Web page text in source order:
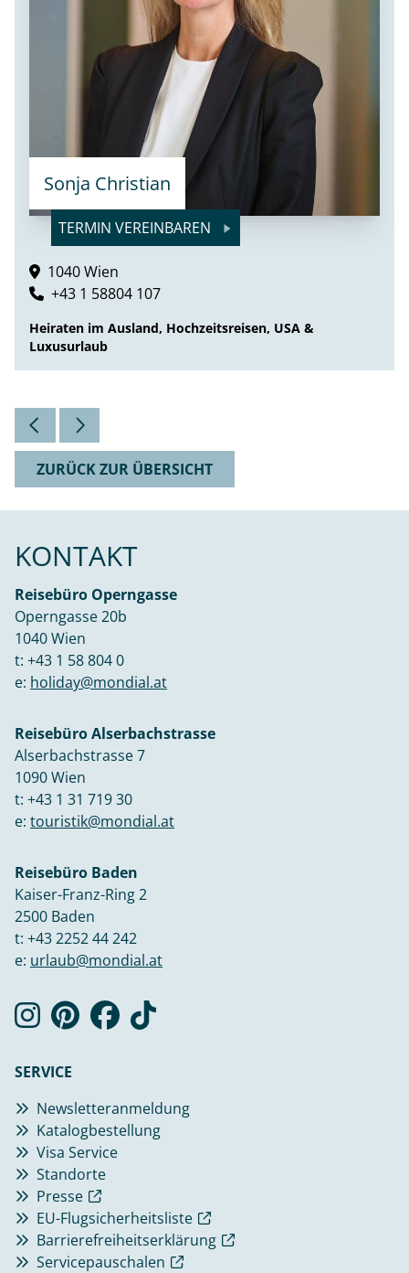
Sonja Christian
TERMIN VEREINBAREN
1040 Wien
+43 1 58804 107
Heiraten im Ausland, Hochzeitsreisen, USA &
Luxusurlaub
ZURÜCK ZUR ÜBERSICHT
KONTAKT
Reisebüro Operngasse
Operngasse 20b
1040 Wien
t: +43 1 58 804 0
e: holiday@mondial.at
Reisebüro Alserbachstrasse
Alserbachstrasse 7
1090 Wien
t: +43 1 31 719 30
e: touristik@mondial.at
Reisebüro Baden
Kaiser-Franz-Ring 2
2500 Baden
t: +43 2252 44 242
e: urlaub@mondial.at
SERVICE
Newsletteranmeldung
Katalogbestellung
Visa Service
Standorte
Presse
EU-Flugsicherheitsliste
Barrierefreiheitserklärung
Servicepauschalen